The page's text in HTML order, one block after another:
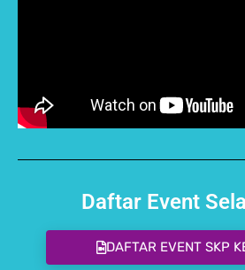
Daftar Event
DAFTAR EVENT SKP